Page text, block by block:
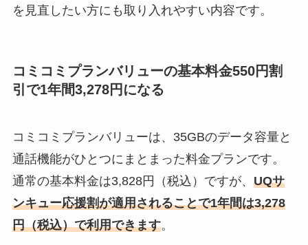
を見直したい方にも取り入れやすい内容です。
コミコミプランバリューの基本料金550円割
引で1年間3,278円になる
コミコミプランバリューは、35GBのデータ容量と
通話機能がひとつにまとまった料金プランです。
通常の基本料金は3,828円（税込）ですが、 UQサ
ンキュー応援割が適用されることで1年間は3,278
円（税込）で利用できます。